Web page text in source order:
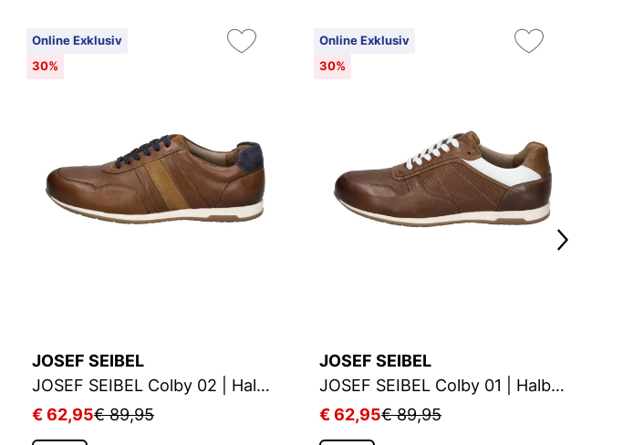
Online Exklusiv
30%
JOSEF SEIBEL
JOSEF SEIBEL Colby 02 | Halbschuh für Herren | Braun
€ 62,95€ 89,95
Online Exklusiv
30%
JOSEF SEIBEL
JOSEF SEIBEL Colby 01 | Halbschuh für Herren | Braun
€ 62,95€ 89,95